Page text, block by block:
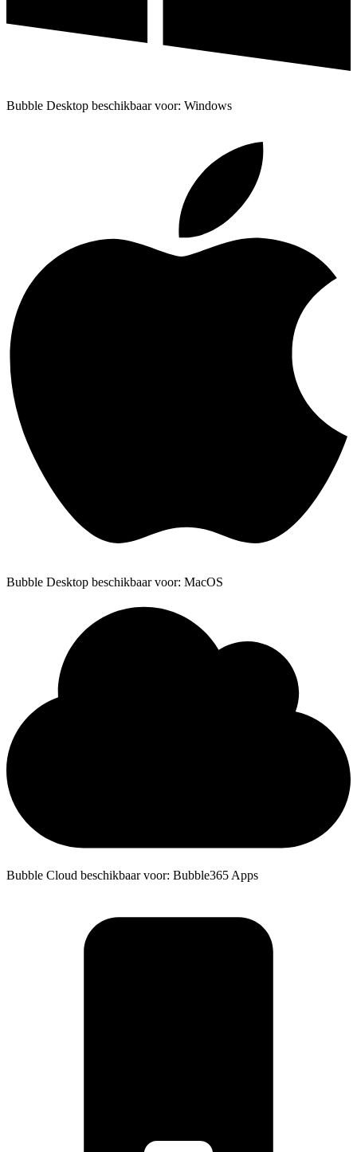
Bubble Desktop beschikbaar voor: Windows
Bubble Desktop beschikbaar voor: MacOS
Bubble Cloud beschikbaar voor: Bubble365 Apps